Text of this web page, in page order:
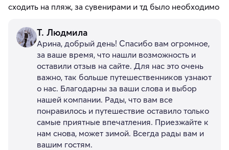
сходить на пляж, за сувенирами и тд было необходимо
Т. Людмила
Арина, добрый день! Спасибо вам огромное,
за ваше время, что нашли возможность и
оставили отзыв на сайте. Для нас это очень
важно, так больше путешественников узнают
о нас. Благодарны за ваши слова и выбор
нашей компании. Рады, что вам все
понравилось и путешествие оставило только
самые приятные впечатления. Приезжайте к
нам снова, может зимой. Всегда рады вам и
вашим гостям.